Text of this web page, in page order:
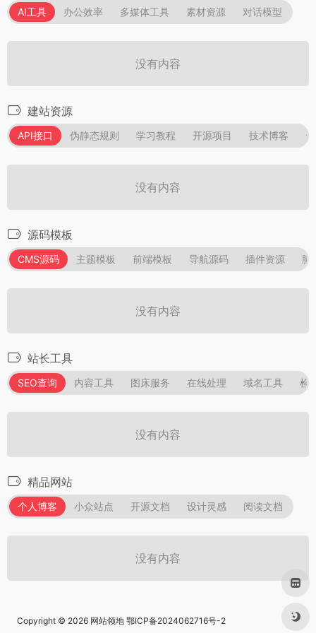
AI工具 办公效率 多媒体工具 素材资源 对话模型
没有内容
建站资源
API接口 伪静态规则 学习教程 开源项目 技术博客
没有内容
源码模板
CMS源码 主题模板 前端模板 导航源码 插件资源 脚
没有内容
站长工具
SEO查询 内容工具 图床服务 在线处理 域名工具 检
没有内容
精品网站
个人博客 小众站点 开源文档 设计灵感 阅读文档
没有内容
Copyright © 2026 网站领地 鄂ICP备2024062716号-2